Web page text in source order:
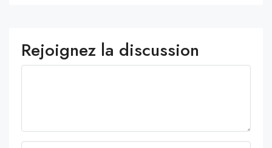
Rejoignez la discussion